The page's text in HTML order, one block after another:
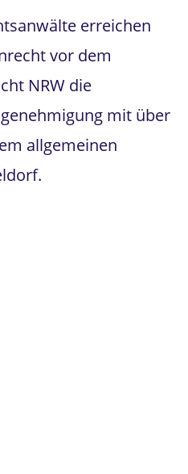
erreichen
vor dem
NRW die
mit über
allgemeinen